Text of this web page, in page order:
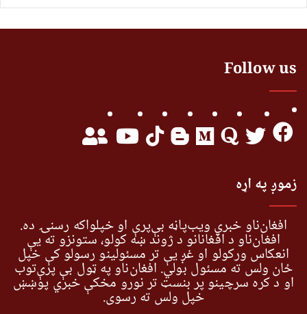
Follow us
زموږ په اړه
افغان‌ناو خبري ویب‌پاڼه بې‌پرې او خپلواکه رسنۍ ده.
افغان‌ناو د افغانانو د ژوند ښه کولو، ستونزو ته یې
انعکاس ورکولو او غږ یې تر مسئولینو رسولو کې خپل
ځان ولس ته مسئول بولي. افغان‌ناو په ټول بې پرې‌توب
او د کره سرچینو پر بنسټ تر نورو مخکې خبري پوښښ
خپل ولس ته رسوي.